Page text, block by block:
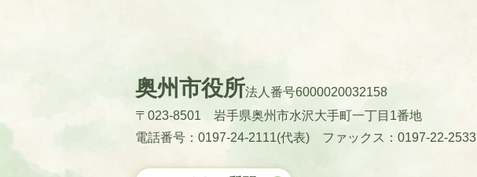
奥州市役所法人番号6000020032158
〒023-8501 岩手県奥州市水沢大手町一丁目1番地
電話番号：0197-24-2111(代表)
ファックス：0197-22-2533